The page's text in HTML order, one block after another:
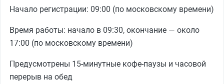
Начало регистрации: 09:00 (по московскому времени)
Время работы: начало в 09:30, окончание — около
17:00 (по московскому времени)
Предусмотрены 15-минутные кофе-паузы и часовой
перерыв на обед